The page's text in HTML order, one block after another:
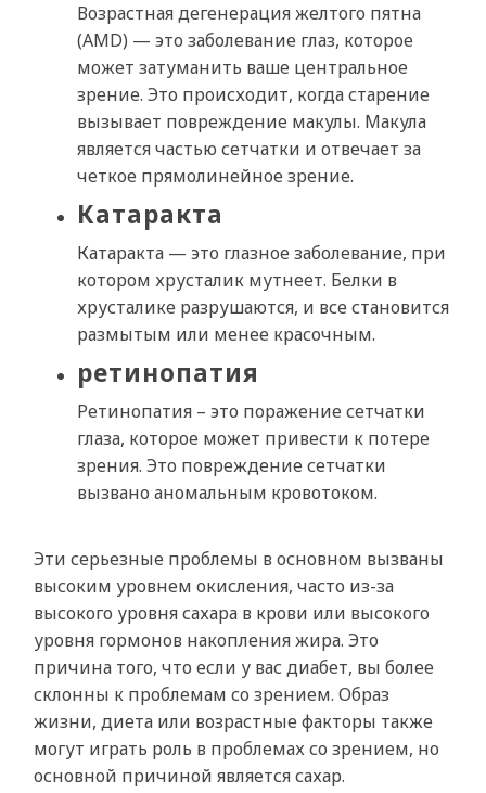
Возрастная дегенерация желтого пятна
(AMD) — это заболевание глаз, которое
может затуманить ваше центральное
зрение. Это происходит, когда старение
вызывает повреждение макулы. Макула
является частью сетчатки и отвечает за
четкое прямолинейное зрение.
Катаракта
Катаракта — это глазное заболевание, при
котором хрусталик мутнеет. Белки в
хрусталике разрушаются, и все становится
размытым или менее красочным.
ретинопатия
Ретинопатия – это поражение сетчатки
глаза, которое может привести к потере
зрения. Это повреждение сетчатки
вызвано аномальным кровотоком.
Эти серьезные проблемы в основном вызваны
высоким уровнем окисления, часто из-за
высокого уровня сахара в крови или высокого
уровня гормонов накопления жира. Это
причина того, что если у вас диабет, вы более
склонны к проблемам со зрением. Образ
жизни, диета или возрастные факторы также
могут играть роль в проблемах со зрением, но
основной причиной является сахар.